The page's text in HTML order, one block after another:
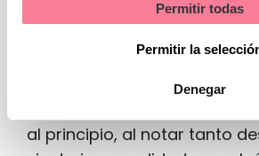
Permitir todas
Permitir la
Denegar
La primera vez que lo haga
vuelva a bajar. ¡Imagina
tan intensa! Irá aumentando
al principio, al notar tanto